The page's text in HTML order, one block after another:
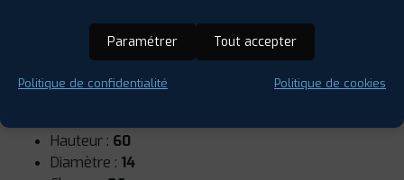
Saison :
4 Saisons
Hauteur : 60
Diamètre : 14
Paramétrer Tout accepter
Politique de confidentialité Politique de cookies